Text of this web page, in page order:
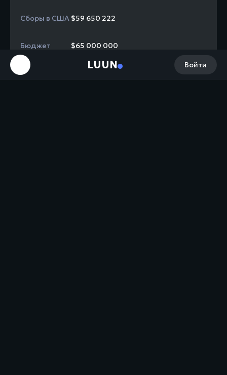
LUUN Войти
Сборы в США $59 650 222
Бюджет $65 000 000
Сборы в мире